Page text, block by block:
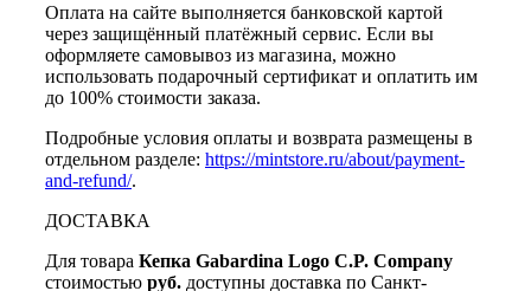
Оплата на сайте выполняется банковской картой
через защищённый платёжный сервис. Если вы
оформляете самовывоз из магазина, можно
использовать подарочный сертификат и оплатить им
до 100% стоимости заказа.
Подробные условия оплаты и возврата размещены в
отдельном разделе: https://mintstore.ru/about/payment-
and-refund/.
ДОСТАВКА
Для товара Кепка Gabardina Logo C.P. Company
стоимостью руб. доступны доставка по Санкт-